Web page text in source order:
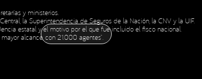
NOTICIAS
NOTICIAS
CONTÁCTANOS
CONTÁCTANOS ESPAÑOL
ESPAÑOL
ENGLISH
ENGLISH
y ministerios.
la Superintendencia de Seguros de la Nación, la CNV y la UIF.
estatal y el motivo por el que fue incluido el fisco nacional.
alcance, con 21.000 agentes”.
Social Media